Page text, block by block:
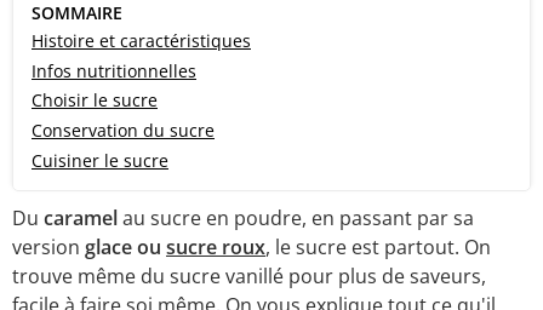
SOMMAIRE
Histoire et caractéristiques
Infos nutritionnelles
Choisir le sucre
Conservation du sucre
Cuisiner le sucre
Du caramelau sucre en poudre, en passant par sa
version glace ou sucre roux, le sucre est partout. On
trouve même du sucre vanillé pour plus de saveurs,